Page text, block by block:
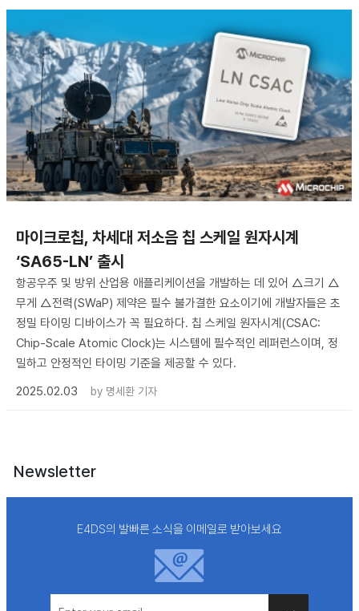
​마이크로칩, 차세대 저소음 칩 스케일 원자시계
‘SA65-LN’ 출시
항공우주 및 방위 산업용 애플리케이션을 개발하는 데 있어 △크기 △
무게 △전력(SWaP) 제약은 필수 불가결한 요소이기에 개발자들은 초
정밀 타이밍 디바이스가 꼭 필요하다. 칩 스케일 원자시계(CSAC:
Chip-Scale Atomic Clock)는 시스템에 필수적인 레퍼런스이며, 정
밀하고 안정적인 타이밍 기준을 제공할 수 있다.
2025.02.03
by 명세환 기자
Newsletter
E4DS의 발빠른 소식을 이메일로 받아보세요